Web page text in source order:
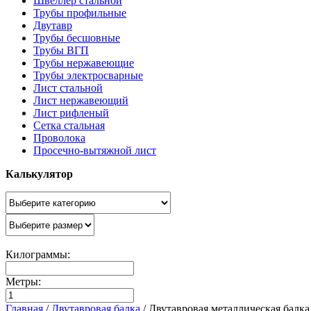
Трубы профильные
Двутавр
Трубы бесшовные
Трубы ВГП
Трубы нержавеющие
Трубы электросварные
Лист стальной
Лист нержавеющий
Лист рифленый
Сетка стальная
Проволока
Просечно-вытяжной лист
Калькулятор
Килограммы:
Метры:
Главная / Двутавровая балка / Двутавровая металлическая